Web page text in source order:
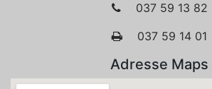
037 59 13 82
037 59 14 01
Adresse Maps